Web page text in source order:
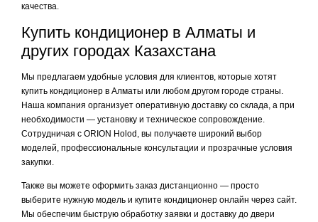
качества.
Купить кондиционер в Алматы и
других городах Казахстана
Мы предлагаем удобные условия для клиентов, которые хотят
купить кондиционер в Алматы или любом другом городе страны.
Наша компания организует оперативную доставку со склада, а при
необходимости — установку и техническое сопровождение.
Сотрудничая с ORION Holod, вы получаете широкий выбор
моделей, профессиональные консультации и прозрачные условия
закупки.
Также вы можете оформить заказ дистанционно — просто
выберите нужную модель и купите кондиционер онлайн через сайт.
Мы обеспечим быструю обработку заявки и доставку до двери